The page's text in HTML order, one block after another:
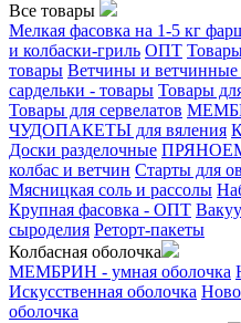
Все товары
Мелкая фасовка на 1-5 кг
и колбаски-гриль ОПТ
товары Ветчины и ветчинные
сардельки - товары Товары
Товары для сервелатов
ЧУДОПАКЕТЫ для вяления
Доски разделочные
колбас и ветчин Старты для
Мясницкая соль и рассолы
Крупная фасовка - ОПТ
сыроделия Реторт-пакеты
Колбасная оболочка
МЕМБРИН - умная оболочка
Искусственная оболочка
оболочка